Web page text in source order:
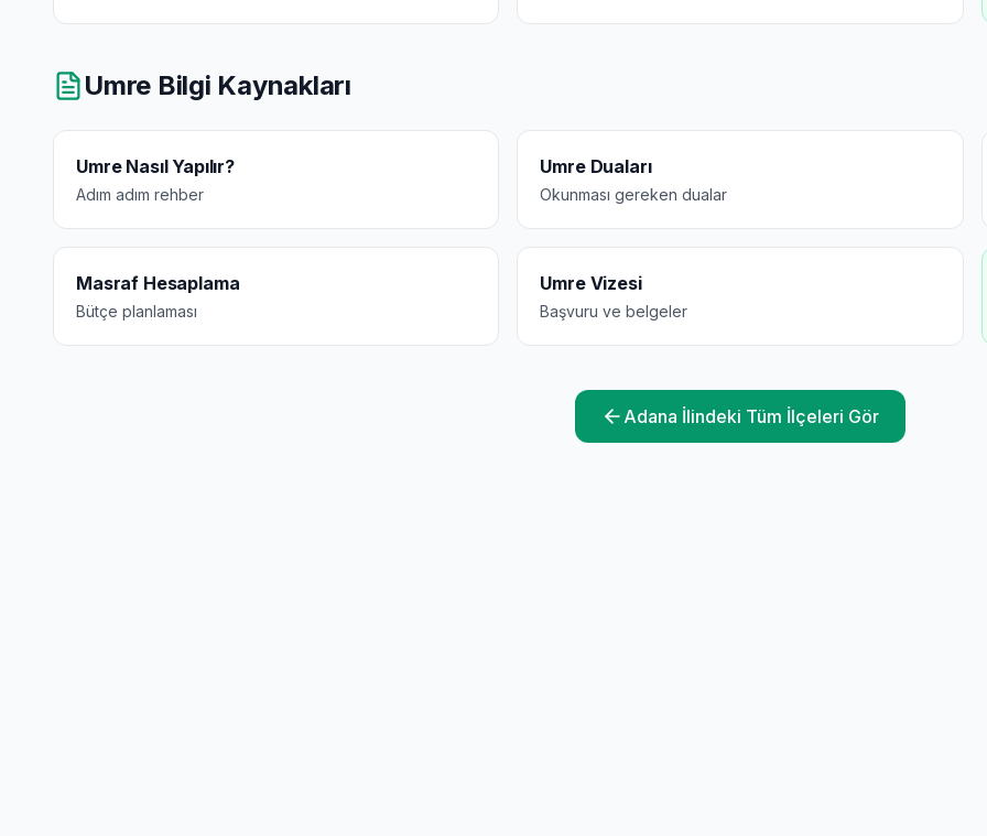
Umre Bilgi Kaynakları
Umre Nasıl Yapılır?
Adım adım rehber
Umre Duaları
Okunması gereken dualar
Masraf Hesaplama
Bütçe planlaması
Umre Vizesi
Başvuru ve belgeler
Adana İlindeki Tüm İlçeleri Gör